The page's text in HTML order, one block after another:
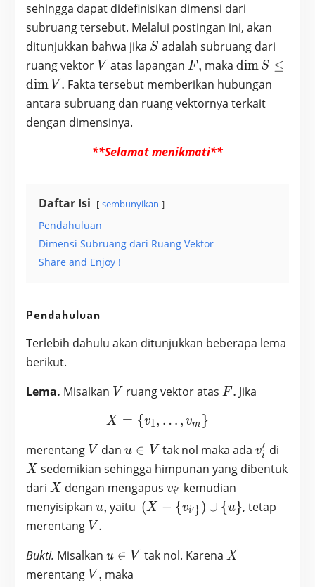
sehingga dapat didefinisikan dimensi dari
subruang tersebut. Melalui postingan ini, akan
ditunjukkan bahwa jika S
Sadalah subruang dari
ruang vektor V
V atas lapanganF,
F , maka \dim
S
\leq
\dim
dim S ≤
dim V . Fakta tersebut memberikan hubungan
antara subruang dan ruang vektornya terkait
dengan dimensinya.
**Selamat menikmati**
Daftar Isi sembunyikan
Pendahuluan
Dimensi Subruang dari Ruang Vektor
Share and Enjoy !
Pendahuluan
Terlebih dahulu akan ditunjukkan beberapa lema
berikut.
Lema. Misalkan V
V ruang vektor atasF.
F . Jika
X = \{v_1, …, v_m\}
X = {v1, … , vm }
merentang V
V danu
\in
V
u ∈ V tak nol maka adavi
′ di
X sedemikian sehingga himpunan yang dibentuk
dari X
X dengan mengapusv_{i^{\prime}}
vi′
kemudian
menyisipkan u,
u, yaitu (X-\
(X − {vi′ } ) ∪ {u}, tetap
merentang V.
V .
Bukti. Misalkan u
\in
u ∈ V tak nol. Karena X
X
merentang V,
V , maka